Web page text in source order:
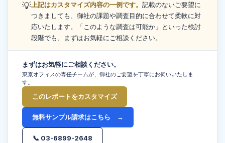
💡上記はカスタマイズ内容の一例です。 記載のないご要望に
つきましても、御社の課題や調査目的に合わせて柔軟に対
応いたします。「このような調査は可能か」といった検討
段階でも、まずはお気軽にご相談ください。
まずはお気軽にご相談ください。
東京オフィスの専任チームが、御社のご要望を丁寧にお伺いいたしま
す。
このレポートをカスタマイズ
無料サンプル請求はこちら →
📞 03-6899-2648